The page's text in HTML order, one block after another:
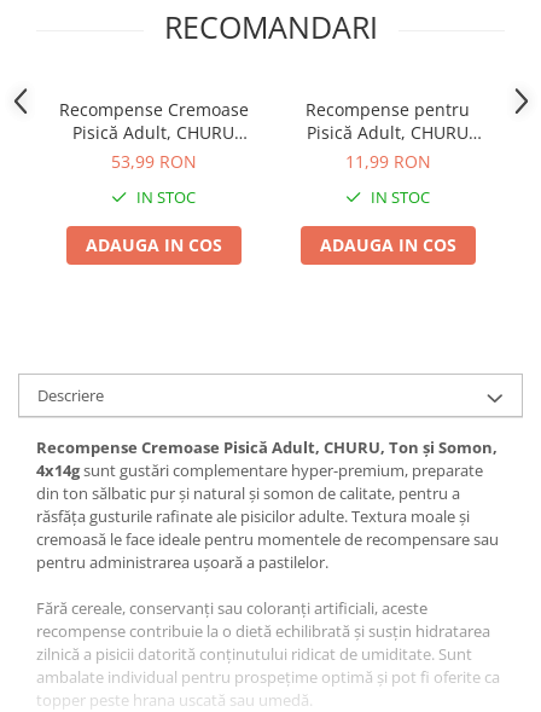
RECOMANDARI
Recompense Cremoase
Pisică Adult, CHURU
Varieties, Varietăți de
53,99 RON
IN STOC
ADAUGA IN COS
Recompense pentru
Pisică Adult, CHURU
Bites, Pui, Ton și Scoici,
11,99 RON
IN STOC
ADAUGA IN COS
Descriere
Recompense Cremoase Pisică Adult, CHURU, Ton și Somon,
4x14gsunt gustări complementare hyper-premium, preparate
din ton sălbatic pur și natural și somon de calitate, pentru a
răsfăța gusturile rafinate ale pisicilor adulte. Textura moale și
cremoasă le face ideale pentru momentele de recompensare sau
pentru administrarea ușoară a pastilelor.
Fără cereale, conservanți sau coloranți artificiali, aceste
recompense contribuie la o dietă echilibrată și susțin hidratarea
zilnică a pisicii datorită conținutului ridicat de umiditate. Sunt
ambalate individual pentru prospețime optimă și pot fi oferite ca
topper peste hrana uscată sau umedă.